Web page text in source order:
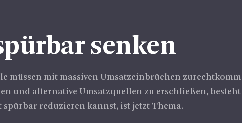
senken
müssen mit massiven Umsatzeinbrüchen
und alternative Umsatzquellen zu erschließen,
reduzieren kannst, ist jetzt Thema.